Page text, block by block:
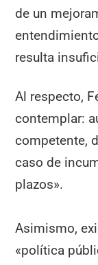
de un
resulta
Al respecto,
contemplar:
competente,
caso de
plazos».
Asimismo,
«política